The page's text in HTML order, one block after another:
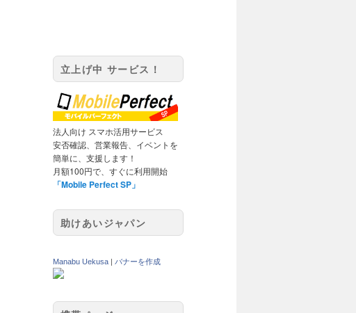
立上げ中 サービス！
法人向け スマホ活用サービス
安否確認、営業報告、イベントを
簡単に、支援します！
月額100円で、すぐに利用開始
「Mobile Perfect SP」
助けあいジャパン
Manabu Uekusa バナーを作成